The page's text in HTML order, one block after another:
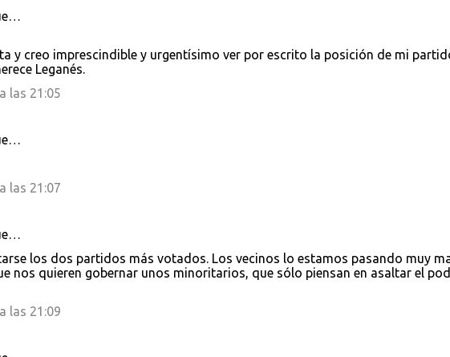
y creo imprescindible y urgentísimo ver por escrito la posición de mi
Leganés.
las 21:05
las 21:07
los dos partidos más votados. Los vecinos lo estamos pasando muy
nos quieren gobernar unos minoritarios, que sólo piensan en asaltar el
las 21:09